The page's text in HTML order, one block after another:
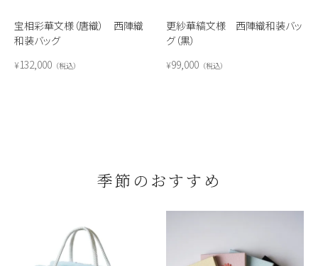
宝相彩華文様（唐織） 西陣織
和装バッグ
¥132,000 税込
更紗華縞文様 西陣織和装バッ
グ（黒）
¥99,000 税込
季節のおすすめ